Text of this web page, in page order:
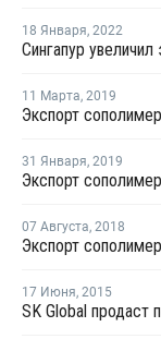
18 Января, 2022
Сингапур
11 Марта, 2019
31 Января, 2019
07 Августа, 2018
17 Июня, 2015